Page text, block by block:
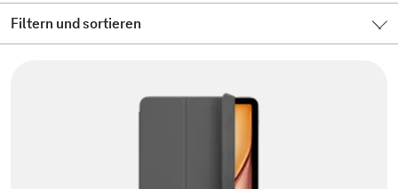
Filtern und sortieren